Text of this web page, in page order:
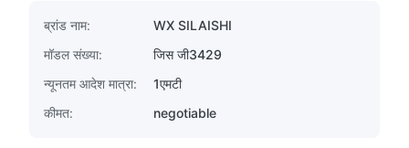
ब्रांड नाम:
WX SILAISHI
मॉडल संख्या:
जिस जी3429
न्यूनतम आदेश मात्रा:
1एमटी
कीमत:
negotiable